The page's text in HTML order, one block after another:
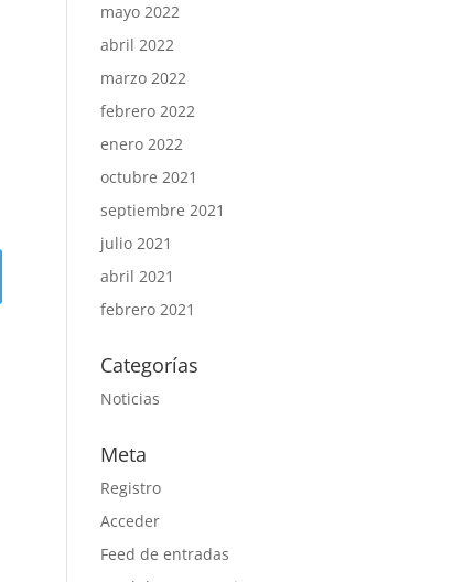
mayo 2022
abril 2022
marzo 2022
febrero 2022
enero 2022
octubre 2021
septiembre 2021
julio 2021
abril 2021
febrero 2021
Categorías
Noticias
Meta
Registro
Acceder
Feed de entradas